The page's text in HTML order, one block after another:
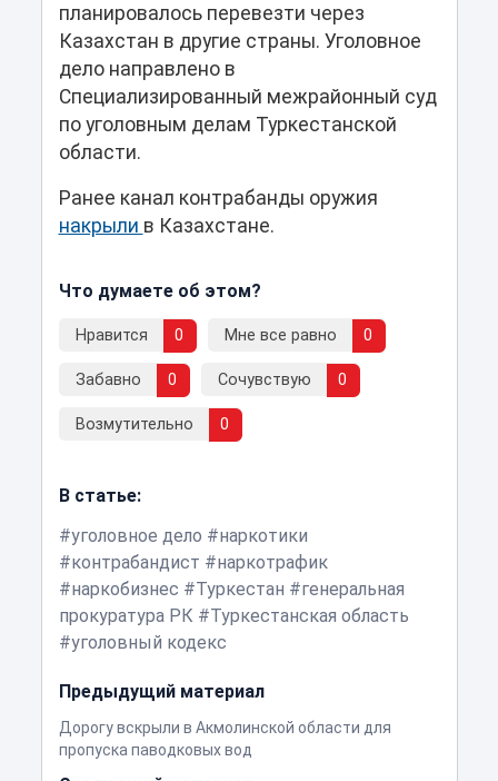
планировалось перевезти через
Казахстан в другие страны. Уголовное
дело направлено в
Специализированный межрайонный суд
по уголовным делам Туркестанской
области.
Ранее канал контрабанды оружия
накрыли в Казахстане.
Что думаете об этом?
Нравится 0 Мне все равно 0
Забавно 0 Сочувствую 0
Возмутительно 0
В статье:
уголовное дело
наркотики
контрабандист
наркотрафик
наркобизнес
Туркестан
генеральная
прокуратура РК
Туркестанская область
уголовный кодекс
Предыдущий материал
Дорогу вскрыли в Акмолинской области для
пропуска паводковых вод